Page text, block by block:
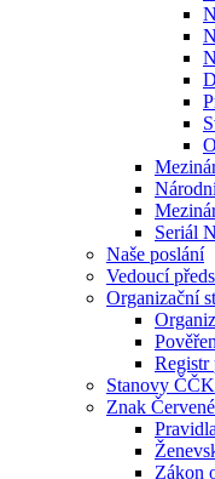
Seriál
Naše poslání
Vedoucí
Organizační
Registr
Stanovy ČČK
Znak
Zákon